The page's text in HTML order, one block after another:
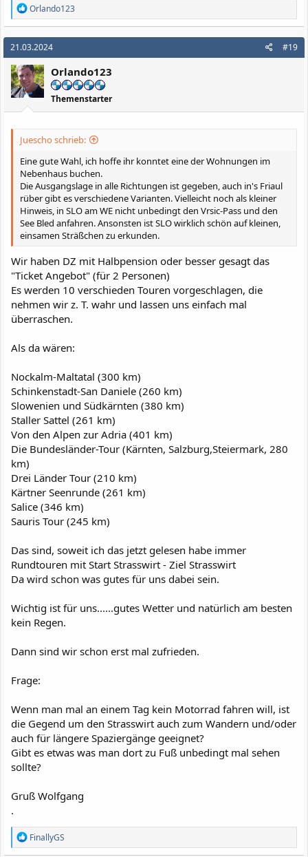
R
e
a
k
t
i
o
n
e
n
Orlando123
21.03.2024 #19
Orlando123
Themenstarter
Juescho schrieb:
Eine gute Wahl, ich hoffe ihr konntet eine der Wohnungen im
Nebenhaus buchen.
Die Ausgangslage in alle Richtungen ist gegeben, auch in's Friaul
rüber gibt es verschiedene Varianten. Vielleicht noch als kleiner
Hinweis, in SLO am WE nicht unbedingt den Vrsic-Pass und den
See Bled anfahren. Ansonsten ist SLO wirklich schön auf kleinen,
einsamen Sträßchen zu erkunden.
Wir haben DZ mit Halbpension oder besser gesagt das
"Ticket Angebot" (für 2 Personen)
Es werden 10 verschieden Touren vorgeschlagen, die
nehmen wir z. T. wahr und lassen uns einfach mal
überraschen.
Als da wären:
Nockalm-Maltatal (300 km)
Schinkenstadt-San Daniele (260 km)
Slowenien und Südkärnten (380 km)
Staller Sattel (261 km)
Von den Alpen zur Adria (401 km)
Die Bundesländer-Tour (Kärnten, Salzburg,Steiermark, 280
km)
Drei Länder Tour (210 km)
Kärtner Seenrunde (261 km)
Salice (346 km)
Sauris Tour (245 km)
Das sind, soweit ich das jetzt gelesen habe immer
Rundtouren mit Start Strasswirt - Ziel Strasswirt
Da wird schon was gutes für uns dabei sein.
Wichtig ist für uns......gutes Wetter und natürlich am besten
kein Regen.
Dann sind wir schon erst mal zufrieden.
Frage:
Wenn man mal an einem Tag kein Motorrad fahren will, ist
die Gegend um den Strasswirt auch zum Wandern und/oder
auch für längere Spaziergänge geeignet?
Gibt es etwas was man dort zu Fuß unbedingt mal sehen
sollte?
Gruß Wolfgang
.
R
e
FinallyGS